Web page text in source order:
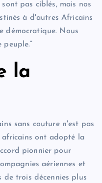
pas ciblés, mais nos
à d'autres Africains
démocratique. Nous
la
sans couture n'est pas
africains ont adopté la
pionnier pour
aériennes et
de trois décennies plus